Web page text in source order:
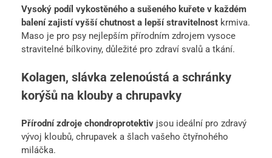
Vysoký podíl vykostěného a sušeného kuřete v každém
balení zajistí vyšší chutnost a lepší stravitelnost krmiva.
Maso je pro psy nejlepším přírodním zdrojem vysoce
stravitelné bílkoviny, důležité pro zdraví svalů a tkání.
Kolagen, slávka zelenoústá a schránky
korýšů na klouby a chrupavky
Přírodní zdroje chondroprotektiv jsou ideální pro zdravý
vývoj kloubů, chrupavek a šlach vašeho čtyřnohého
miláčka.